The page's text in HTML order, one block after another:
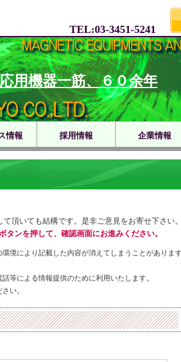
3451-5241
用機器一筋、６０余年
情報 採用情報 企業情報
頂いても結構です。是非ご意見をお寄せ下さい。
タンを押して、確認画面にお進みください。
境により記載した内容が消えてしまうことがありま
等による情報提供のために利用いたします。
い。